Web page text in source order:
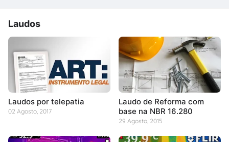
Laudos
Laudos por telepatia
02 Agosto, 2017
Laudo de Reforma com
base na NBR 16.280
29 Agosto, 2015